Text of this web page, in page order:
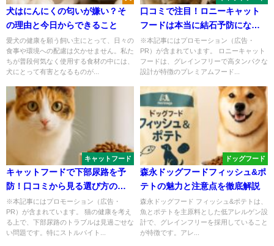
犬はにんにくの匂いが嫌い？そ
の理由と今日からできること
愛犬の健康を願う飼い主にとって、日々の
食事や環境への配慮は欠かせません。私た
ちが普段何気なく使用する食材の中には、
犬にとって有害となるものが...
口コミで注目！ロニーキャット
フードは本当に結石予防にな
る？
※本記事にはプロモーション（広告・
PR）が含まれています。 ロニーキャット
フードは、グレインフリーで高タンパクな
設計が特徴のプレミアムフード...
キャットフード
キャットフードで下部尿路を予
防！口コミから見る選び方のコ
ツ
※本記事にはプロモーション（広告・
PR）が含まれています。 猫の健康を考え
る上で、下部尿路のトラブルは見過ごせな
い問題です。特にストルバイト...
ドッグフード
森永ドッグフードフィッシュ&ポ
テトの魅力と注意点を徹底解説
森永ドッグフード フィッシュ&ポテトは、
魚とポテトを主原料とした低アレルゲン設
計で、グレインフリーを採用していること
が特徴です。アレ...